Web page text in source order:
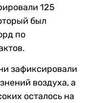
125
был
по
зафиксировали
воздуха, а
осталось на